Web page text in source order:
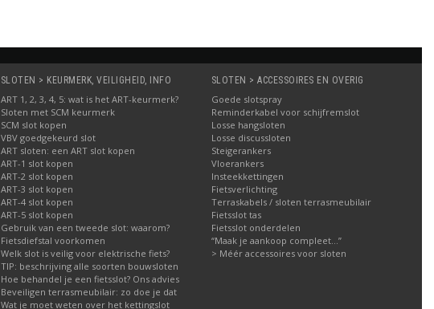
SLOTEN > KEURMERK, VEILIGHEID, INFO
ART 1, 2, 3, 4, 5: wat is het ART-keurmerk?
Sloten met SCM keurmerk
SCM slot kopen
VBV goedgekeurd slot
ART sloten: een ART slot kopen
ART-1 slot kopen
ART-2 slot kopen
ART-3 slot kopen
ART-4 slot kopen
ART-5 slot kopen
Gebruik van een tweede slot: waarom?
Fietsdiefstal voorkomen
Welk slot is veilig voor elektrische fiets?
TIP: beschrijving alle soorten bouwsloten
Hoe behandel je een fietsslot? Ons advies
Beveiligen terrasmeubilair: zo doe je dat
Wat je moet weten over het kettingslot
SLOTEN > ACCESSOIRES EN OVERIG
Goede slotspray
Reminderkabel voor schijfremslot
Losse hangsloten
Losse discussloten
Steigerankers
Vloerankers
Insteekkettingen
Fietsverlichting
Terraskabels / sloten terrasmeubilair
Fietsslot tas
Fietsslot onderdelen
“Maak je aankoop compleet…”
> Méér accessoires voor sloten